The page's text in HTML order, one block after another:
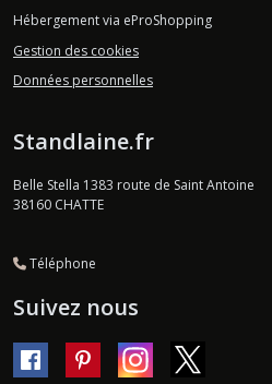
Hébergement via eProShopping
Gestion des cookies
Données personnelles
Standlaine.fr
Belle Stella 1383 route de Saint Antoine
38160 CHATTE
Téléphone
Suivez nous